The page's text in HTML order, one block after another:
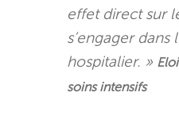
effet direct sur
s’engager dans
hospitalier. »
soins intensifs